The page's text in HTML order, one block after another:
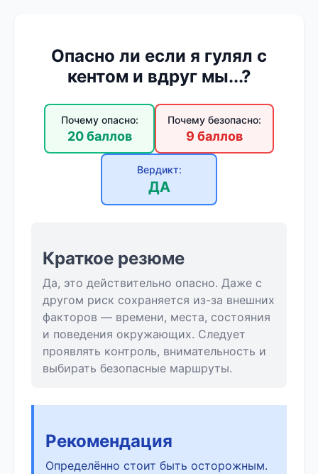
Опасно ли если я гулял с
кентом и вдруг мы...?
Почему опасно:
20 баллов
Почему безопасно:
9 баллов
Вердикт:
ДА
Краткое резюме
Да, это действительно опасно. Даже с
другом риск сохраняется из-за внешних
факторов — времени, места, состояния
и поведения окружающих. Следует
проявлять контроль, внимательность и
выбирать безопасные маршруты.
Рекомендация
Определённо стоит быть осторожным.